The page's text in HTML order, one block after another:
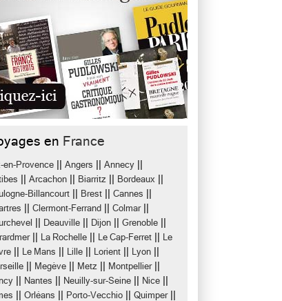
en France
en-Provence Angers Annecy
Arcachon Biarritz Bordeaux
Billancourt Brest Cannes
Clermont-Ferrand Colmar||
Deauville Dijon Grenoble
|| La Rochelle Le Cap-Ferret
Le
Le Mans Lille Lorient Lyon
Megève Metz Montpellier||
Nantes Neuilly-sur-Seine Nice
Orléans Porto-Vecchio Quimper||